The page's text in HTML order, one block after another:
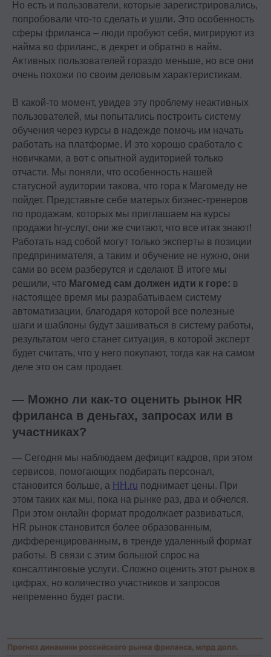
Но есть и пользователи, которые зарегистрировались,
попробовали что-то сделать и ушли. Это особенность
сферы фриланса – люди пробуют себя, мигрируют из
найма во фриланс, в декрет и обратно в найм.
Активных пользователей гораздо меньше, но все они
очень похожи по своим деловым характеристикам.
В какой-то момент, увидев эту проблему неактивных
пользователей, мы попытались построить систему
обучения через курсы в надежде помочь им начать
работать на платформе. И это хорошо сработало с
новичками, а вот с опытной аудиторией только
отчасти. Мы поняли, что особенность нашей
статусной аудитории такова, что гора к Магомеду не
пойдет. Представьте себе матерых бизнес-тренеров
по продажам, которых мы приглашаем на курсы
продажи hr-услуг, они же считают, что все итак знают!
Работать над собой могут только эксперты в позиции
предпринимателя, а таким и обучение не нужно, они
сами во всем разберутся и сделают. В итоге мы
решили, что Магомед сам должен идти к горе: в
настоящее время мы разрабатываем систему
автоматизации, благодаря которой все полезные
шаги и шаблоны будут зашиваться в систему работы,
результатом чего станет ситуация, в которой эксперт
будет считать, что у него покупают, тогда как на самом
деле это он сам продает.
— Можно ли как-то оценить рынок HR
фриланса в деньгах, запросах или в
участниках?
— Сегодня мы наблюдаем дефицит кадров, при этом
сервисов, помогающих подбирать персонал,
становится больше, а HH.ru поднимает цены. При
этом таких как мы, пока на рынке раз, два и обчелся.
При этом онлайн формат продолжает развиваться,
HR рынок становится более образованным,
дифференцированным, в тренде удаленный формат
работы. В связи с этим большой спрос на
консалтинговые услуги. Сложно оценить этот рынок в
цифрах, но количество участников и запросов
непременно будет расти.